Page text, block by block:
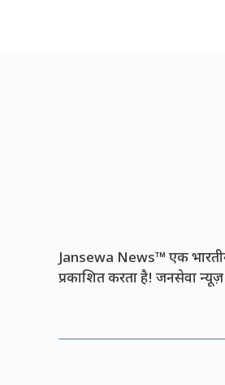
Jansewa News™ एक
प्रकाशित करता है! जनसेवा न्यूज़